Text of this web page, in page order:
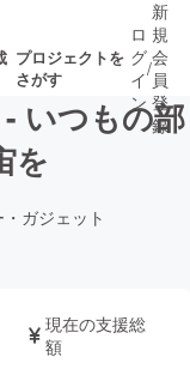
プロジェクトを
さがす
ト
されます
音楽
ロ
グ
イ
ン
/
新
規
会
員
登
録
いつもの部
を
ガジェット
現在の支援総
額